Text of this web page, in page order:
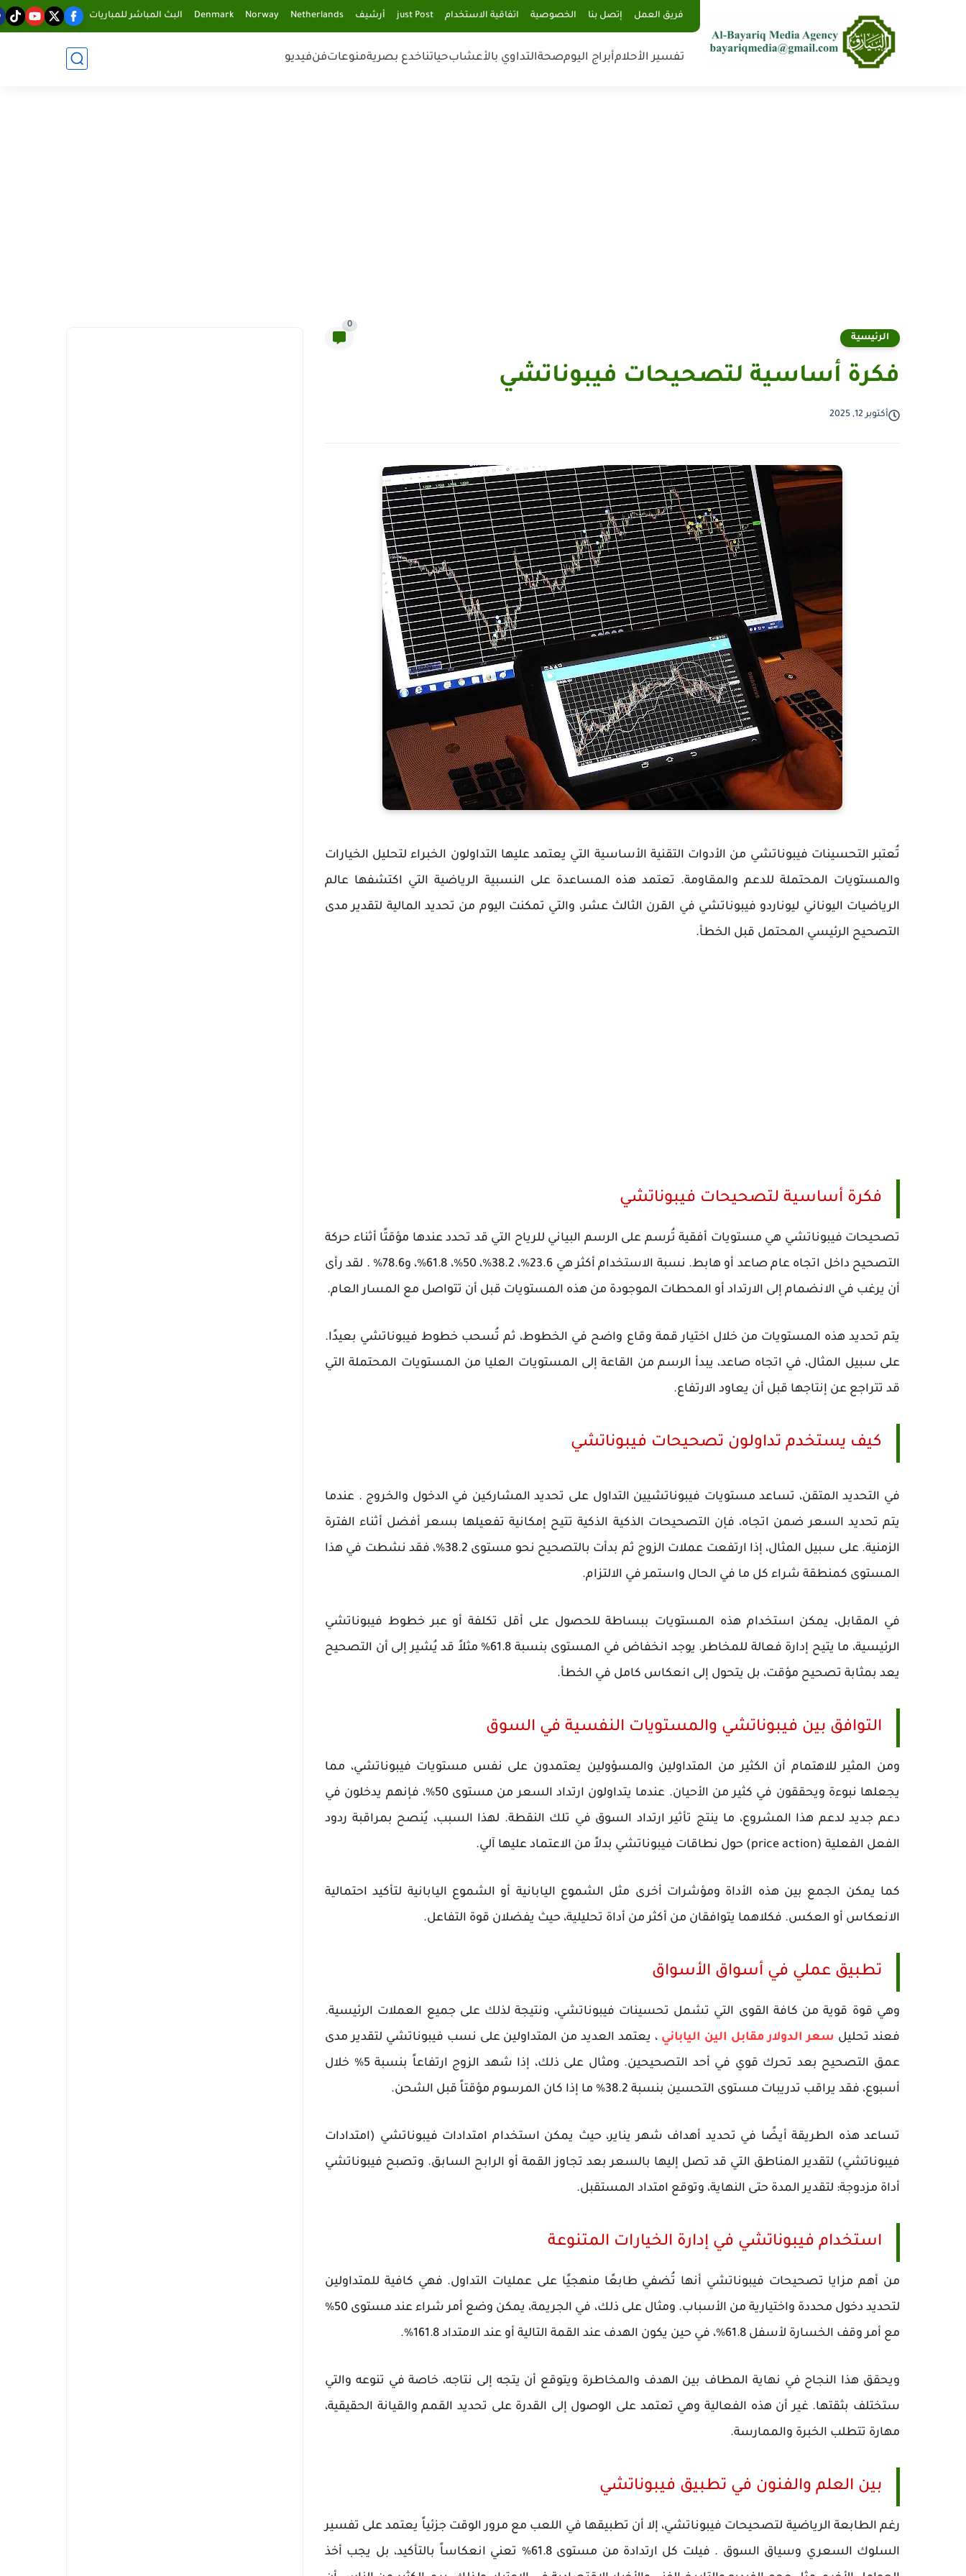
فريق العمل إتصل بنا الخصوصية اتفاقية الاستخدام just Post أرشيف Netherlands
Norway
Denmark البث المباشر للمباريات
تفسير الأحلامأبراج اليومصحةالتداوي بالأعشابحياتناخدع بصريةمنوعاتفنفيديو
الرئيسية
0
فكرة أساسية لتصحيحات فيبوناتشي
أكتوبر 12, 2025
تُعتبر التحسينات فيبوناتشي من الأدوات التقنية الأساسية التي يعتمد عليها التداولون الخبراء لتحليل الخيارات
والمستويات المحتملة للدعم والمقاومة. تعتمد هذه المساعدة على النسبية الرياضية التي اكتشفها عالم
الرياضيات اليوناني ليوناردو فيبوناتشي في القرن الثالث عشر، والتي تمكنت اليوم من تحديد المالية لتقدير مدى
التصحيح الرئيسي المحتمل قبل الخطأ.
فكرة أساسية لتصحيحات فيبوناتشي
تصحيحات فيبوناتشي هي مستويات أفقية تُرسم على الرسم البياني للرياح التي قد تحدد عندها مؤقتًا أثناء حركة
التصحيح داخل اتجاه عام صاعد أو هابط. نسبة الاستخدام أكثر هي 23.6%، 38.2%، 50%، 61.8%، و78.6% . لقد رأى
أن يرغب في الانضمام إلى الارتداد أو المحطات الموجودة من هذه المستويات قبل أن تتواصل مع المسار العام.
يتم تحديد هذه المستويات من خلال اختيار قمة وقاع واضح في الخطوط، ثم تُسحب خطوط فيبوناتشي بعيدًا.
على سبيل المثال، في اتجاه صاعد، يبدأ الرسم من القاعة إلى المستويات العليا من المستويات المحتملة التي
قد تتراجع عن إنتاجها قبل أن يعاود الارتفاع.
كيف يستخدم تداولون تصحيحات فيبوناتشي
في التحديد المتقن، تساعد مستويات فيبوناتشيين التداول على تحديد المشاركين في الدخول والخروج . عندما
يتم تحديد السعر ضمن اتجاه، فإن التصحيحات الذكية الذكية تتيح إمكانية تفعيلها بسعر أفضل أثناء الفترة
الزمنية. على سبيل المثال، إذا ارتفعت عملات الزوج ثم بدأت بالتصحيح نحو مستوى 38.2%، فقد نشطت في هذا
المستوى كمنطقة شراء كل ما في الحال واستمر في الالتزام.
في المقابل، يمكن استخدام هذه المستويات ببساطة للحصول على أقل تكلفة أو عبر خطوط فيبوناتشي
الرئيسية، ما يتيح إدارة فعالة للمخاطر. يوجد انخفاض في المستوى بنسبة 61.8% مثلاً قد يُشير إلى أن التصحيح
يعد بمثابة تصحيح مؤقت، بل يتحول إلى انعكاس كامل في الخطأ.
التوافق بين فيبوناتشي والمستويات النفسية في السوق
ومن المثير للاهتمام أن الكثير من المتداولين والمسؤولين يعتمدون على نفس مستويات فيبوناتشي، مما
يجعلها نبوءة ويحققون في كثير من الأحيان. عندما يتداولون ارتداد السعر من مستوى 50%، فإنهم يدخلون في
دعم جديد لدعم هذا المشروع، ما ينتج تأثير ارتداد السوق في تلك النقطة. لهذا السبب، يُنصح بمراقبة ردود
الفعل الفعلية (price action) حول نطاقات فيبوناتشي بدلاً من الاعتماد عليها آلي.
كما يمكن الجمع بين هذه الأداة ومؤشرات أخرى مثل الشموع اليابانية أو الشموع اليابانية لتأكيد احتمالية
الانعكاس أو العكس. فكلاهما يتوافقان من أكثر من أداة تحليلية، حيث يفضلان قوة التفاعل.
تطبيق عملي في أسواق الأسواق
وهي قوة قوية من كافة القوى التي تشمل تحسينات فيبوناتشي، ونتيجة لذلك على جميع العملات الرئيسية.
فعند تحليل سعر الدولار مقابل الين الياباني ، يعتمد العديد من المتداولين على نسب فيبوناتشي لتقدير مدى
عمق التصحيح بعد تحرك قوي في أحد التصحيحين. ومثال على ذلك، إذا شهد الزوج ارتفاعاً بنسبة 5% خلال
أسبوع، فقد يراقب تدريبات مستوى التحسين بنسبة 38.2% ما إذا كان المرسوم مؤقتاً قبل الشحن.
تساعد هذه الطريقة أيضًا في تحديد أهداف شهر يناير، حيث يمكن استخدام امتدادات فيبوناتشي (امتدادات
فيبوناتشي) لتقدير المناطق التي قد تصل إليها بالسعر بعد تجاوز القمة أو الرابح السابق. وتصبح فيبوناتشي
أداة مزدوجة: لتقدير المدة حتى النهاية، وتوقع امتداد المستقبل.
استخدام فيبوناتشي في إدارة الخيارات المتنوعة
من أهم مزايا تصحيحات فيبوناتشي أنها تُضفي طابعًا منهجيًا على عمليات التداول. فهي كافية للمتداولين
لتحديد دخول محددة واختيارية من الأسباب. ومثال على ذلك، في الجريمة، يمكن وضع أمر شراء عند مستوى 50%
مع أمر وقف الخسارة لأسفل 61.8%، في حين يكون الهدف عند القمة التالية أو عند الامتداد 161.8%.
ويحقق هذا النجاح في نهاية المطاف بين الهدف والمخاطرة ويتوقع أن يتجه إلى نتاجه، خاصة في تنوعه والتي
ستختلف بثقتها. غير أن هذه الفعالية وهي تعتمد على الوصول إلى القدرة على تحديد القمم والقيانة الحقيقية،
مهارة تتطلب الخبرة والممارسة.
بين العلم والفنون في تطبيق فيبوناتشي
رغم الطابعة الرياضية لتصحيحات فيبوناتشي، إلا أن تطبيقها في اللعب مع مرور الوقت جزئياً يعتمد على تفسير
السلوك السعري وسياق السوق . فيلت كل ارتدادة من مستوى 61.8% تعني انعكاساً بالتأكيد، بل يجب أخذ